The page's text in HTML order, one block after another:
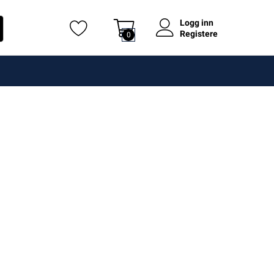
0
Logg inn
Registere